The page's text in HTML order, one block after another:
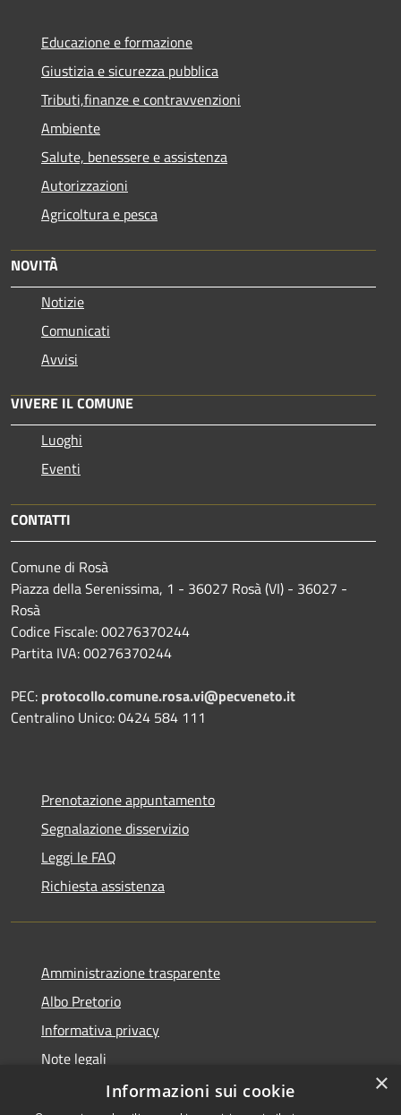
Educazione e formazione
Giustizia e sicurezza pubblica
Tributi,finanze e contravvenzioni
Ambiente
Salute, benessere e assistenza
Autorizzazioni
Agricoltura e pesca
NOVITÀ
Notizie
Comunicati
Avvisi
VIVERE IL COMUNE
Luoghi
Eventi
CONTATTI
Comune di Rosà
Piazza della Serenissima, 1 - 36027 Rosà (VI) - 36027 -
Rosà
Codice Fiscale: 00276370244
Partita IVA: 00276370244
PEC: protocollo.comune.rosa.vi@pecveneto.it
Centralino Unico: 0424 584 111
Prenotazione appuntamento
Segnalazione disservizio
Leggi le FAQ
Richiesta assistenza
Amministrazione trasparente
Albo Pretorio
Informativa privacy
Note legali
Dichiarazione di accessibilità
×
Informazioni sui cookie